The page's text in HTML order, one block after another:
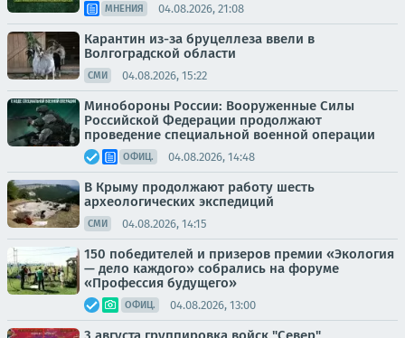
МНЕНИЯ 04.08.2026, 21:08
Карантин из-за бруцеллеза ввели в
Волгоградской области
СМИ 04.08.2026, 15:22
Минобороны России: Вооруженные Силы
Российской Федерации продолжают
проведение специальной военной операции
ОФИЦ. 04.08.2026, 14:48
В Крыму продолжают работу шесть
археологических экспедиций
СМИ 04.08.2026, 14:15
150 победителей и призеров премии «Экология
— дело каждого» собрались на форуме
«Профессия будущего»
ОФИЦ. 04.08.2026, 13:00